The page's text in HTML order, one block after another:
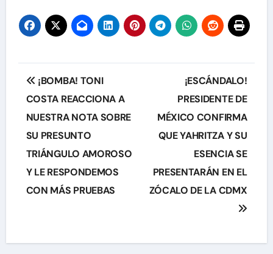
Navegación
de
entradas
¡BOMBA! TONI
COSTA REACCIONA A
NUESTRA NOTA SOBRE
SU PRESUNTO
TRIÁNGULO AMOROSO
Y LE RESPONDEMOS
CON MÁS PRUEBAS
¡ESCÁNDALO!
PRESIDENTE DE
MÉXICO CONFIRMA
QUE YAHRITZA Y SU
ESENCIA SE
PRESENTARÁN EN EL
ZÓCALO DE LA CDMX